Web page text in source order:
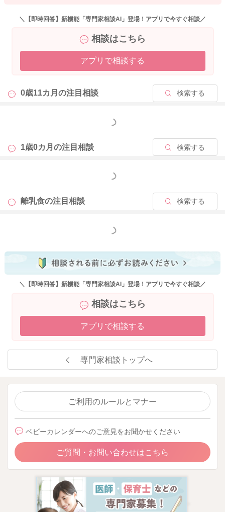
＼【即時回答】新機能「専門家相談AI」登場！アプリで今すぐ相談／
相談はこちら
アプリで相談する
0歳11カ月の注目相談 検索する
もっと見る
1歳0カ月の注目相談 検索する
もっと見る
離乳食の注目相談 検索する
もっと見る
＼【即時回答】新機能「専門家相談AI」登場！アプリで今すぐ相談／
相談はこちら
アプリで相談する
専門家相談トップへ
ご利用のルールとマナー
ベビーカレンダーへのご意見をお聞かせください
ご質問・お問い合わせはこちら